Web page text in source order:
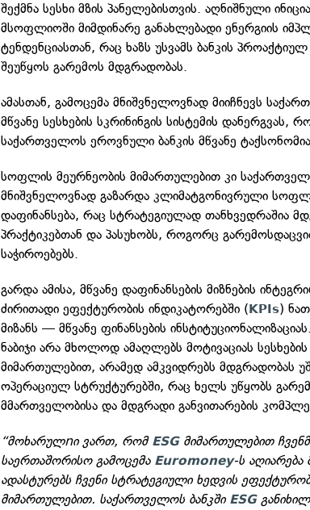
შექმნა სესხი მზის პანელებისთვის. აღნიშნული
მსოფლიოში მიმდინარე განახლებადი ენერგიის
ტენდენციასთან, რაც ხაზს უსვამს ბანკის
შეუწყოს გარემოს მდგრადობას.
ამასთან, გამოცემა მნიშვნელოვნად მიიჩნევს
მწვანე სესხების სკრინინგის სისტემის დანერგვას,
საქართველოს ეროვნული ბანკის მწვანე
სოფლის მეურნეობის მიმართულებით კი
მნიშვნელოვნად გაზარდა კლიმატგონივრული
დაფინანსება, რაც სტრატეგიულად თანხვედრაშია
პრაქტიკებთან და პასუხობს, როგორც
საჭიროებებს.
გარდა ამისა, მწვანე დაფინანსების მიზნების
ძირითადი ეფექტურობის ინდიკატორებში (KPIs)
მიზანს — მწვანე ფინანსების
ნაბიჯი არა მხოლოდ ამაღლებს მოტივაციას სესხების
მიმართულებით, არამედ ამკვიდრებს მდგრადობას
ოპერაციულ სტრუქტურებში, რაც ხელს უწყობს
მმართველობისა და მდგრადი განვითარების
“მოხარულnი ვართ, რომ ESGმიმართულებით
საერთაშორისო გამოცემა Euromoney-ს აღიარება
ადასტურებს ჩვენი სტრატეგიული ხედვის
მიმართულებით. საქართველოს ბანკში ESG